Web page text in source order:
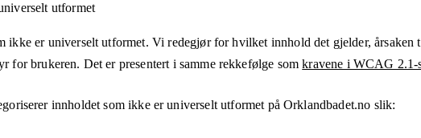
utformet
ikke er universelt utformet. Vi redegjør for hvilket innhold det gjelder,
for brukeren. Det er presentert i samme rekkefølge somkravene i WCAG 2.1-
innholdet som ikke er universelt utformet påOrklandbadet.no slik: